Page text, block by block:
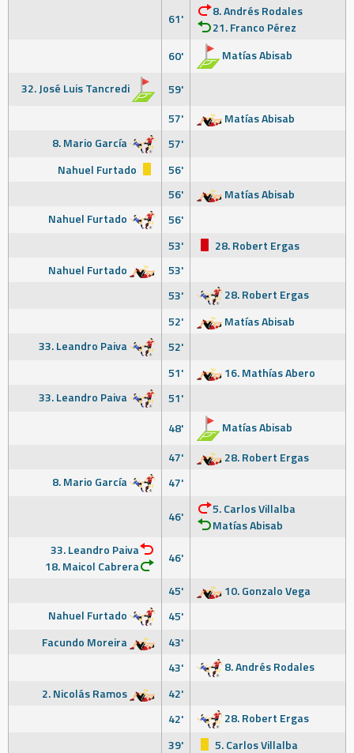
61'
8. Andrés Rodales
21. Franco Pérez
60'
Matías Abisab
32. José Luis Tancredi
59'
57'
Matías Abisab
8. Mario García
57'
Nahuel Furtado
56'
56'
Matías Abisab
Nahuel Furtado
56'
53'
28. Robert Ergas
Nahuel Furtado
53'
53'
28. Robert Ergas
52'
Matías Abisab
33. Leandro Paiva
52'
51'
16. Mathías Abero
33. Leandro Paiva
51'
48'
Matías Abisab
47'
28. Robert Ergas
8. Mario García
47'
46'
5. Carlos Villalba
Matías Abisab
33. Leandro Paiva
18. Maicol Cabrera
46'
45'
10. Gonzalo Vega
Nahuel Furtado
45'
Facundo Moreira
43'
43'
8. Andrés Rodales
2. Nicolás Ramos
42'
42'
28. Robert Ergas
39'
5. Carlos Villalba